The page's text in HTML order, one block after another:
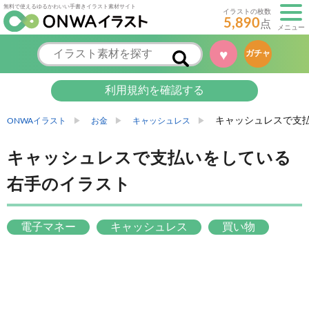
無料で使えるゆるかわいい手書きイラスト素材サイト
イラストの枚数
5,890点 メニュー
♥ ガチャ
利用規約を確認する
ONWAイラスト お金 キャッシュレス キャッシュレスで支
キャッシュレスで支払いをしている
右手のイラスト
電子マネー キャッシュレス 買い物